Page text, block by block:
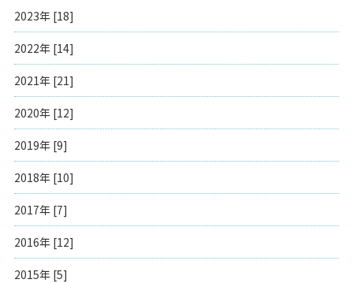
2023年 [18]
2022年 [14]
2021年 [21]
2020年 [12]
2019年 [9]
2018年 [10]
2017年 [7]
2016年 [12]
2015年 [5]